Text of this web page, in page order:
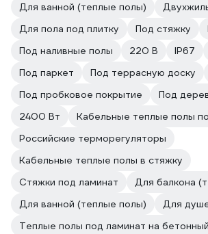
Для ванной (теплые полы)
Для пола под плитку
Под стяжку
Под наливные полы
220 В IP67
Под паркет
Под террасную доску
Под пробковое покрытие
Под
2400 Вт
Кабельные теплые полы
Российские терморегуляторы
Кабельные теплые полы в стяжку
Стяжки под ламинат
Для балкона
Для ванной (теплые полы)
Для
Теплые полы под ламинат на